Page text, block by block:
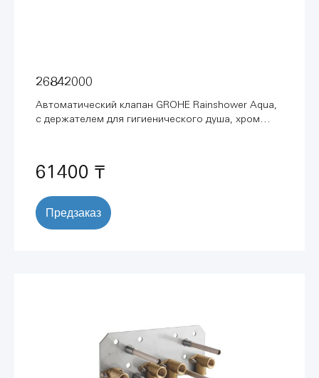
26842000
Автоматический клапан GROHE Rainshower Aqua,
с держателем для гигиенического душа, хром
61400 ₸
Предзаказ